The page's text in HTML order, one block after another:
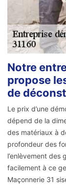
Notre
propose
de
Le prix d’une
dépend de la
des matériaux à
profondeur des
l’enlèvement des
facilement à ce
Maçonnerie 31